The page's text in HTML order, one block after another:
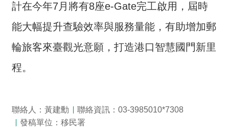
計在今年7月將有8座e-Gate完工啟用，屆時
能大幅提升查驗效率與服務量能，有助增加郵
輪旅客來臺觀光意願，打造港口智慧國門新里
程。
聯絡人：黃建勳
聯絡資訊：03-3985010*7308
發稿單位：移民署